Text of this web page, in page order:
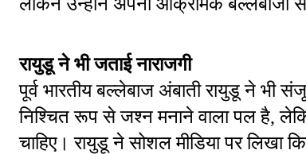
रायुडू ने भी जताई नाराजगी
पूर्व भारतीय बल्लेबाज अंबाती रायुडू ने भी
निश्चित रूप से जश्न मनाने वाला पल है,
चाहिए। रायुडू ने सोशल मीडिया पर